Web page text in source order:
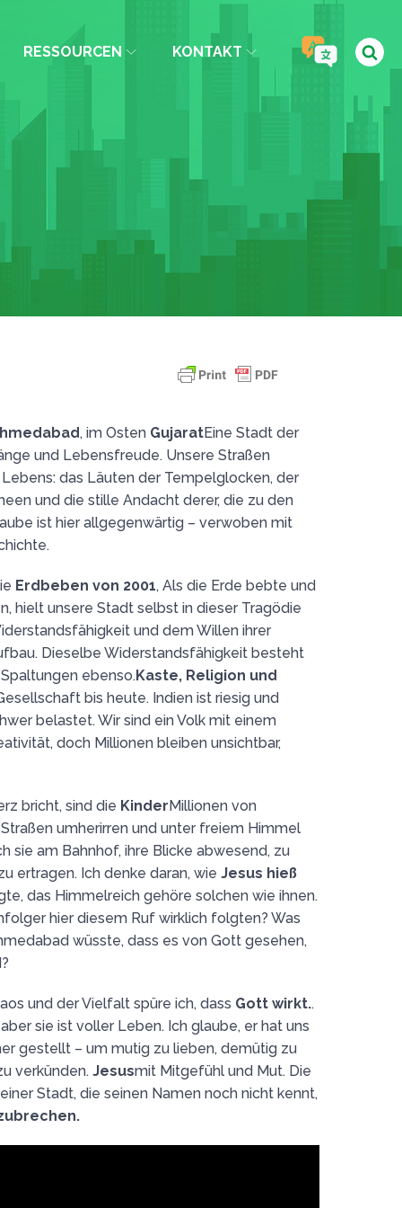
RESSOURCEN KONTAKT
, im Osten GujaratEine Stadt der
und Lebensfreude. Unsere Straßen
das Läuten der Tempelglocken, der
und die stille Andacht derer, die zu den
ist hier allgegenwärtig – verwoben mit
Erdbeben von 2001, Als die Erde bebte und
hielt unsere Stadt selbst in dieser Tragödie
und dem Willen ihrer
Dieselbe Widerstandsfähigkeit besteht
ebenso.Kaste, Religion und
bis heute. Indien ist riesig und
belastet. Wir sind ein Volk mit einem
doch Millionen bleiben unsichtbar,
bricht, sind die KinderMillionen von
umherirren und unter freiem Himmel
sie am Bahnhof, ihre Blicke abwesend, zu
ertragen. Ich denke daran, wie Jesus hieß
das Himmelreich gehöre solchen wie ihnen.
hier diesem Ruf wirklich folgten? Was
wüsste, dass es von Gott gesehen,
und der Vielfalt spüre ich, dass Gott wirkt..
sie ist voller Leben. Ich glaube, er hat uns
gestellt – um mutig zu lieben, demütig zu
verkünden. Jesusmit Mitgefühl und Mut. Die
Stadt, die seinen Namen noch nicht kennt,